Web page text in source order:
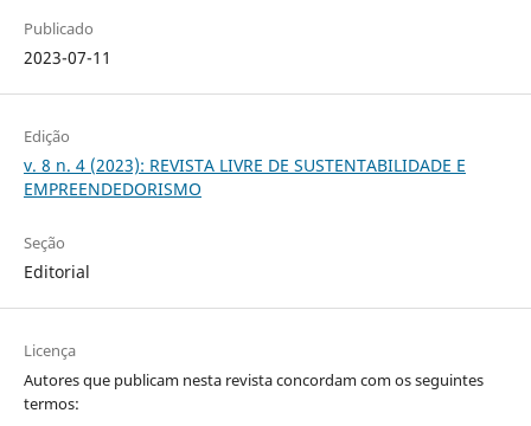
Publicado
2023-07-11
Edição
v. 8 n. 4 (2023): REVISTA LIVRE DE SUSTENTABILIDADE E
EMPREENDEDORISMO
Seção
Editorial
Licença
Autores que publicam nesta revista concordam com os seguintes
termos: